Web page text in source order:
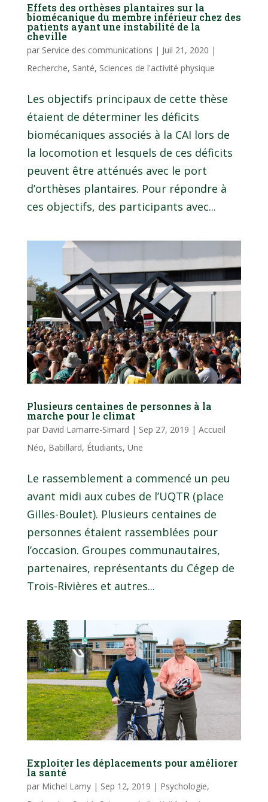
Effets des orthèses plantaires sur la
biomécanique du membre inférieur chez des
patients ayant une instabilité de la
cheville
par Service des communications | Juil 21, 2020 |
Recherche, Santé, Sciences de l'activité physique
Les objectifs principaux de cette thèse
étaient de déterminer les déficits
biomécaniques associés à la CAI lors de
la locomotion et lesquels de ces déficits
peuvent être atténués avec le port
d’orthèses plantaires. Pour répondre à
ces objectifs, des participants avec...
Plusieurs centaines de personnes à la
marche pour le climat
par David Lamarre-Simard | Sep 27, 2019 | Accueil
Néo, Babillard, Étudiants, Une
Le rassemblement a commencé un peu
avant midi aux cubes de l’UQTR (place
Gilles-Boulet). Plusieurs centaines de
personnes étaient rassemblées pour
l’occasion. Groupes communautaires,
partenaires, représentants du Cégep de
Trois-Rivières et autres...
Exploiter les déplacements pour améliorer
la santé
par Michel Lamy| Sep 12, 2019 | Psychologie,